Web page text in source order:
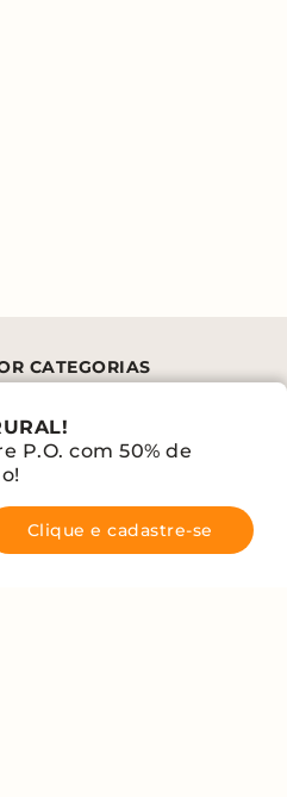
CATEGORIAS
P.O. com 50% de
Clique e cadastre-se